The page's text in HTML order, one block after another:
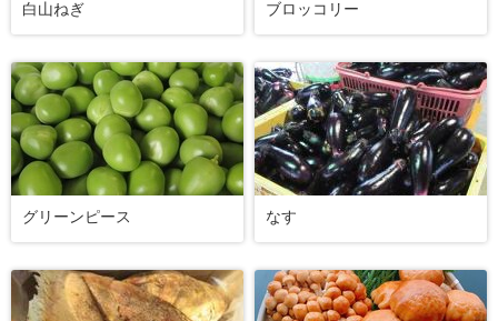
白山ねぎ ブロッコリー
グリーンピース なす